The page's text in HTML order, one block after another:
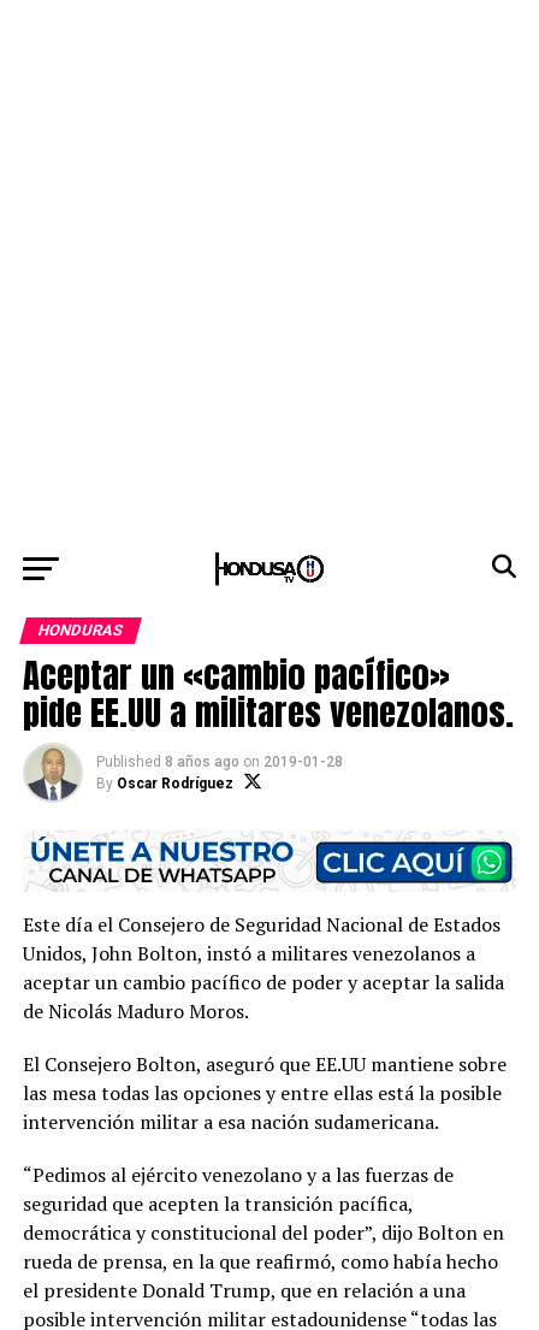
HONDURAS
Aceptar un «cambio pacífico»
pide EE.UU a militares venezolanos.
Published 8 años ago on 2019-01-28
By Oscar Rodríguez
Este día el Consejero de Seguridad Nacional de Estados
Unidos, John Bolton, instó a militares venezolanos a
aceptar un cambio pacífico de poder y aceptar la salida
de Nicolás Maduro Moros.
El Consejero Bolton, aseguró que EE.UU mantiene sobre
las mesa todas las opciones y entre ellas está la posible
intervención militar a esa nación sudamericana.
“Pedimos al ejército venezolano y a las fuerzas de
seguridad que acepten la transición pacífica,
democrática y constitucional del poder”, dijo Bolton en
rueda de prensa, en la que reafirmó, como había hecho
el presidente Donald Trump, que en relación a una
posible intervención militar estadounidense “todas las